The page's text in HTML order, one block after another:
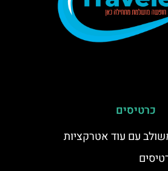
כרטיסים
עם עוד אטרקציות